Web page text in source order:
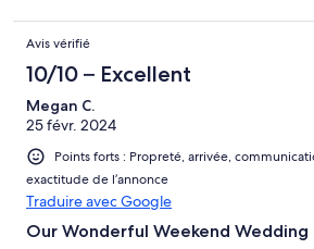
catered grazing table and a bar, we still
cocktail tables, seating and our guests.
on the turf area under a tent. Everything
raved about how beautiful the property is!
perfect fit for our wedding. The getting
beautiful! The house also is full of
glasses, laundry, and plenty of towels!
he met vendors who needed to unload
electrical hookups and even fished a lost
10/10. It was the perfect place for a
enough great things!
Avis vérifié
10/10 – Excellent
Megan C.
25 févr. 2024
Points forts : Propreté, arrivée,
exactitude de l’annonce
Traduire avec Google
Our Wonderful Weekend Wedding